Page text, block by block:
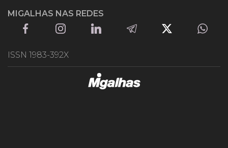
MIGALHAS NAS REDES
ISSN 1983-392X